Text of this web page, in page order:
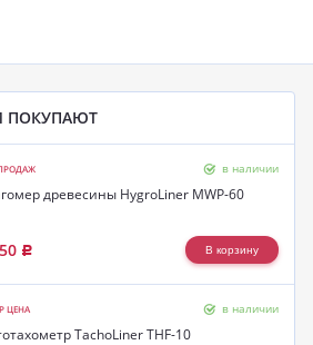
ПОКУПАЮТ
в наличии
древесины HygroLiner MWP-60
Р
ЦЕНА в наличии
TachoLiner THF-10